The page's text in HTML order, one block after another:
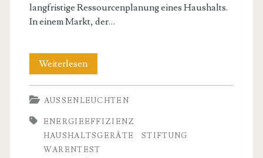
langfristige Ressourcenplanung eines Haushalts.
In einem Markt, der…
WeiterlesenBeste
Waschmaschine
laut
Stiftung
Warentest:
AUSSENLEUCHTEN
ENERGIEEFFIZIENZ
HAUSHALTSGERÄTE
STIFTUNG
WARENTEST